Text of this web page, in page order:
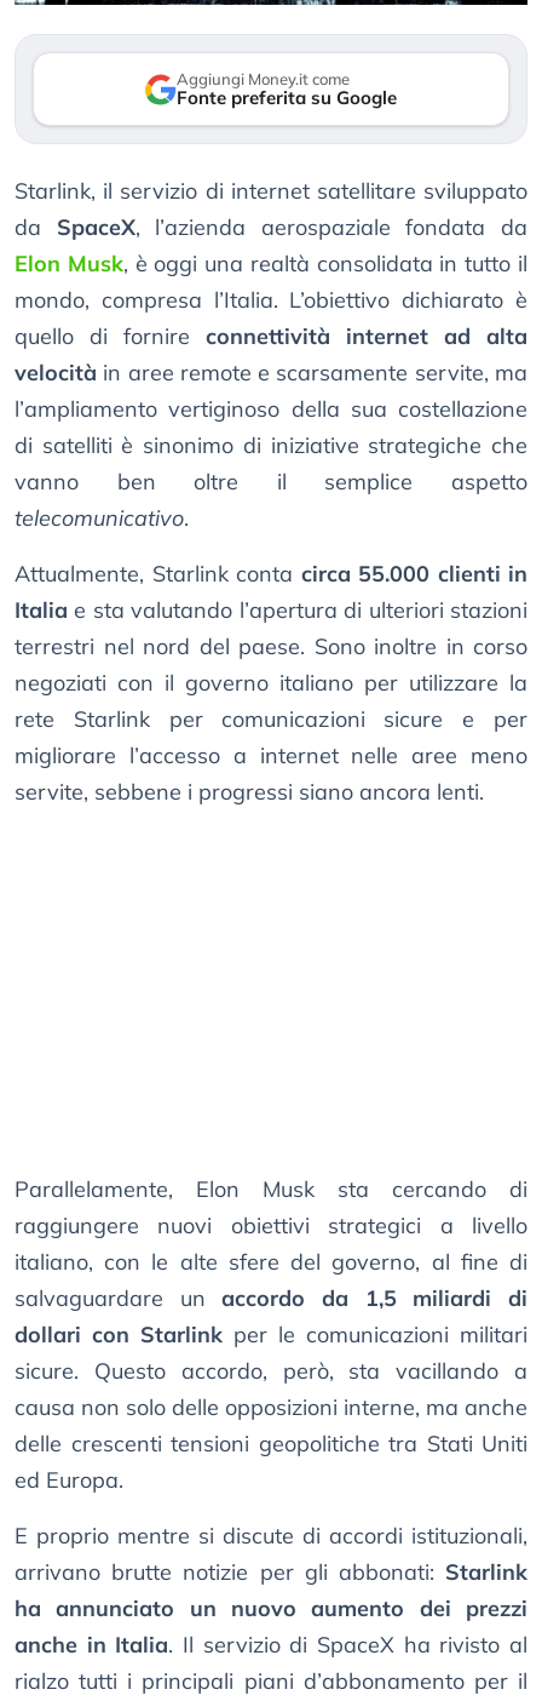
Aggiungi Money.it come
Fonte preferita su Google
Starlink, il servizio di internet satellitare sviluppato
da SpaceX, l’azienda aerospaziale fondata da
Elon Musk, è oggi una realtà consolidata in tutto il
mondo, compresa l’Italia. L’obiettivo dichiarato è
quello di fornire connettività internet ad alta
velocità in aree remote e scarsamente servite, ma
l’ampliamento vertiginoso della sua costellazione
di satelliti è sinonimo di iniziative strategiche che
vanno ben oltre il semplice aspetto
telecomunicativo.
Attualmente, Starlink conta circa 55.000 clienti in
Italia e sta valutando l’apertura di ulteriori stazioni
terrestri nel nord del paese. Sono inoltre in corso
negoziati con il governo italiano per utilizzare la
rete Starlink per comunicazioni sicure e per
migliorare l’accesso a internet nelle aree meno
servite, sebbene i progressi siano ancora lenti.
Parallelamente, Elon Musk sta cercando di
raggiungere nuovi obiettivi strategici a livello
italiano, con le alte sfere del governo, al fine di
salvaguardare unaccordo da 1,5 miliardi di
dollari con Starlink per le comunicazioni militari
sicure. Questo accordo, però, sta vacillando a
causa non solo delle opposizioni interne, ma anche
delle crescenti tensioni geopolitiche tra Stati Uniti
ed Europa.
E proprio mentre si discute di accordi istituzionali,
arrivano brutte notizie per gli abbonati: Starlink
ha annunciato un nuovo aumento dei prezzi
anche in Italia. Il servizio di SpaceX ha rivisto al
rialzo tutti i principali piani d’abbonamento per il